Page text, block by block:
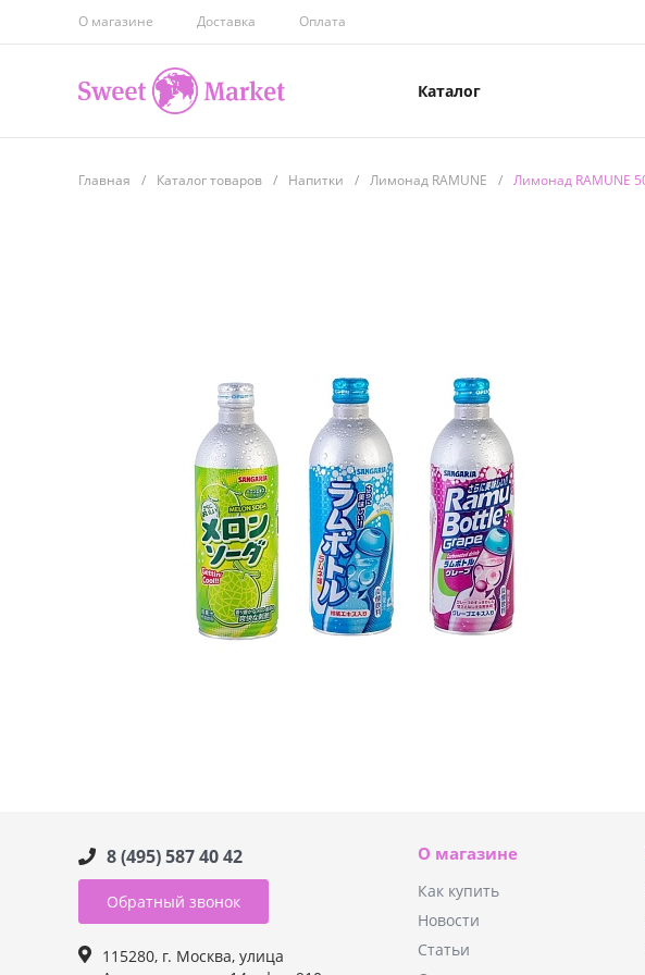
О магазине Доставка Оплата
Каталог
Главная / Каталог товаров / Напитки / Лимонад RAMUNE / Лимонад RAMUNE
8 (495) 587 40 42
Обратный звонок
115280, г. Москва, улица
О магазине
Как купить
Новости
Статьи